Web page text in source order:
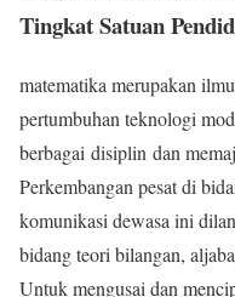
Tingkat Satuan
matematika merupakan
pertumbuhan teknologi
berbagai disiplin dan
Perkembangan pesat di
komunikasi dewasa ini
bidang teori bilangan,
Untuk mengusai dan